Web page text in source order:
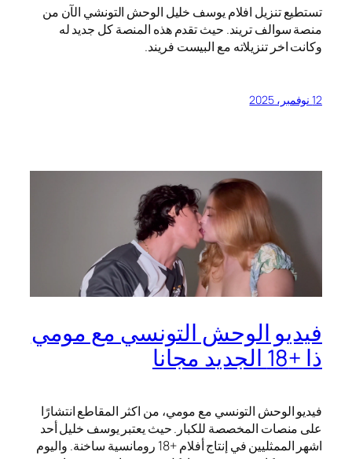
تستطيع تنزيل افلام يوسف خليل الوحش التونشي الآن من
منصة سوالف تريند. حيث تقدم هذه المنصة كل جديد له
وكانت اخر تنزيلاته مع البيست فريند.
12 نوفمبر، 2025
فيديو الوحش التونسي مع مومي
ذا +18 الجديد مجانا
فيديو الوحش التونسي مع مومي، من اكثر المقاطع انتشارًا
على منصات المخصصة للكبار. حيث يعتبر يوسف خليل أحد
اشهر الممثليين في إنتاج أفلام +18 رومانسية ساخنة. واليوم